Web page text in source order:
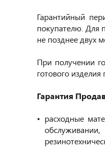
Гарантийный
покупателю. Для
не позднее двух
При получении
готового изделия
Гарантия
расходные